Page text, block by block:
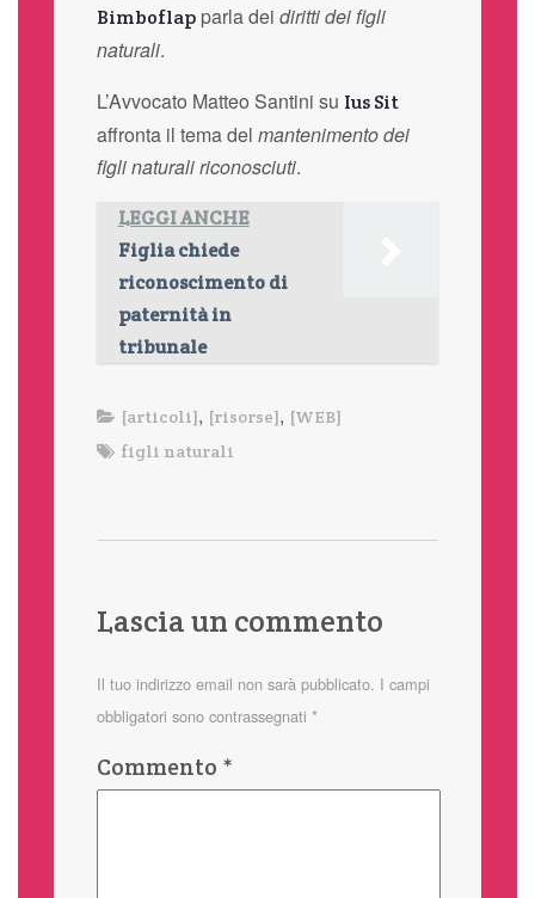
Bimboflapparla dei diritti dei figli
naturali.
L’Avvocato Matteo Santini su Ius Sit
affronta il tema del mantenimento dei
figli naturali riconosciuti.
LEGGI ANCHE
Figlia chiede
riconoscimento di
paternità in
tribunale
[articoli], [risorse], [WEB]
figli naturali
Lascia un commento
Il tuo indirizzo email non sarà pubblicato. I campi
obbligatori sono contrassegnati *
Commento *